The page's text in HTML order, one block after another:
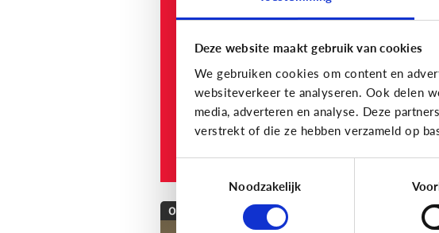
Deze website maakt gebruik van cookies
We gebruiken cookies om content en
websiteverkeer te analyseren. Ook delen
media, adverteren en analyse. Deze
verstrekt of die ze hebben verzameld op
Noodzakelijk
MediaNest Cijfers
2023 - Kom alles te
weten over het
mediagebruik en de
mediaopvoeding in
gezinnen
Opvoeding